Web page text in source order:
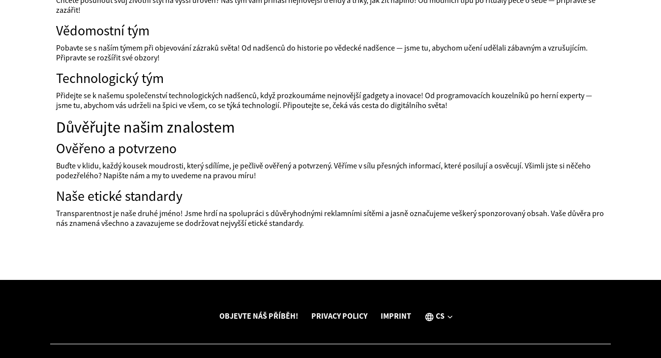
zazářit!
Vědomostní tým
Pobavte se s naším týmem při objevování zázraků světa! Od nadšenců do historie po vědecké nadšence — jsme tu, abychom učení udělali zábavným a vzrušujícím.
Připravte se rozšířit své obzory!
Technologický tým
Přidejte se k našemu společenství technologických nadšenců, když prozkoumáme nejnovější gadgety a inovace! Od programovacích kouzelníků po herní experty —
jsme tu, abychom vás udrželi na špici ve všem, co se týká technologií. Připoutejte se, čeká vás cesta do digitálního světa!
Důvěřujte našim znalostem
Ověřeno a potvrzeno
Buďte v klidu, každý kousek moudrosti, který sdílíme, je pečlivě ověřený a potvrzený. Věříme v sílu přesných informací, které posilují a osvěcují. Všimli jste si něčeho
podezřelého? Napište nám a my to uvedeme na pravou míru!
Naše etické standardy
Transparentnost je naše druhé jméno! Jsme hrdí na spolupráci s důvěryhodnými reklamními sítěmi a jasně označujeme veškerý sponzorovaný obsah. Vaše důvěra pro
nás znamená všechno a zavazujeme se dodržovat nejvyšší etické standardy.
OBJEVTE NÁŠ PŘÍBĚH! PRIVACY POLICY IMPRINT CS